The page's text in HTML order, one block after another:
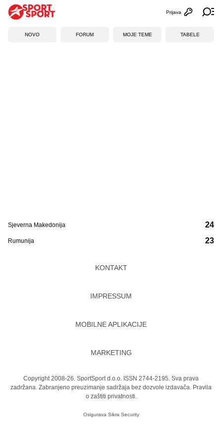
Otvori
Prijava
NOVO FORUM MOJE TEME TABELE
Sjeverna Makedonija
Rumunija
24
23
KONTAKT
IMPRESSUM
MOBILNE APLIKACIJE
MARKETING
Copyright 2008-26. SportSport d.o.o. ISSN 2744-2195. Sva prava
zadržana. Zabranjeno preuzimanje sadržaja bez dozvole izdavača. Pravila
o zaštiti privatnosti.
Osigurava Sikra Security